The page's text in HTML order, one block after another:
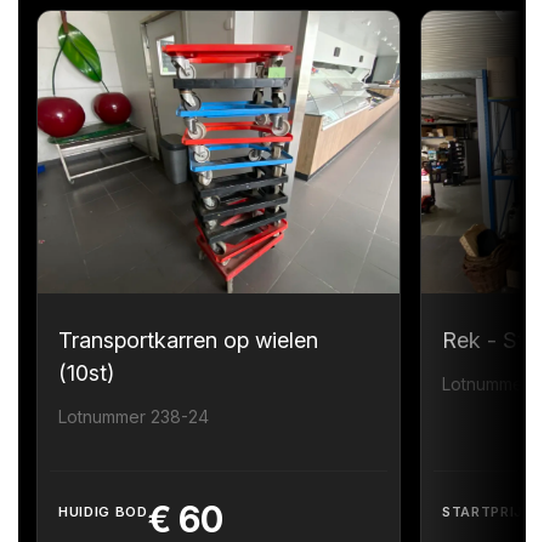
Transportkarren op wielen
(10st)
Lotnummer 238-24
HUIDIG BOD€ 60
Rek -
Lotnummer
STARTPRIJS